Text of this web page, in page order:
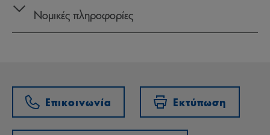
Νομικές πληροφορίες
Επικοινωνία Εκτύπωση